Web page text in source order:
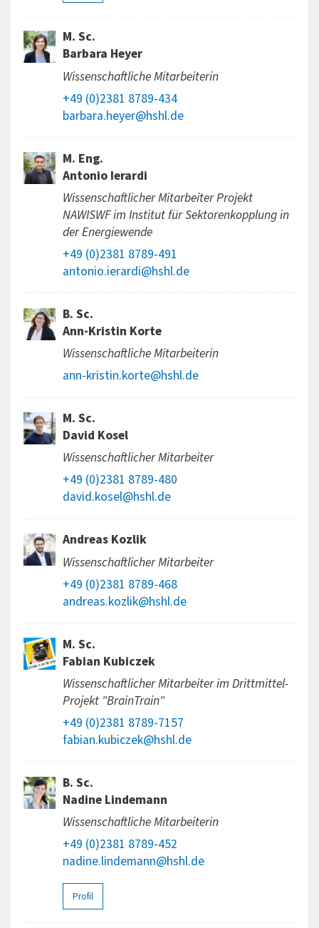
M. Sc.
Barbara Heyer
Wissenschaftliche Mitarbeiterin
+49 (0)2381 8789-434
barbara.heyer@hshl.de
M. Eng.
Antonio Ierardi
Wissenschaftlicher Mitarbeiter Projekt
NAWISWF im Institut für Sektorenkopplung in
der Energiewende
+49 (0)2381 8789-491
antonio.ierardi@hshl.de
B. Sc.
Ann-Kristin Korte
Wissenschaftliche Mitarbeiterin
ann-kristin.korte@hshl.de
M. Sc.
David Kosel
Wissenschaftlicher Mitarbeiter
+49 (0)2381 8789-480
david.kosel@hshl.de
Andreas Kozlik
Wissenschaftlicher Mitarbeiter
+49 (0)2381 8789-468
andreas.kozlik@hshl.de
M. Sc.
Fabian Kubiczek
Wissenschaftlicher Mitarbeiter im Drittmittel-
Projekt "BrainTrain"
+49 (0)2381 8789-7157
fabian.kubiczek@hshl.de
B. Sc.
Nadine Lindemann
Wissenschaftliche Mitarbeiterin
+49 (0)2381 8789-452
nadine.lindemann@hshl.de
Profil